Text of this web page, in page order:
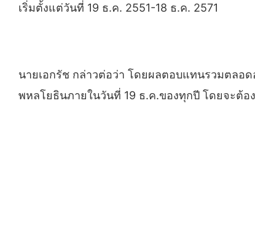
เริ่มตั้งแต่วันที่ 19 ธ.ค. 2551-18 ธ.ค. 2571
นายเอกรัช กล่าวต่อว่า โดยผลตอบแทนรวมตลอ
พหลโยธินภายในวันที่ 19 ธ.ค.ของทุกปี โดยจะต้อ